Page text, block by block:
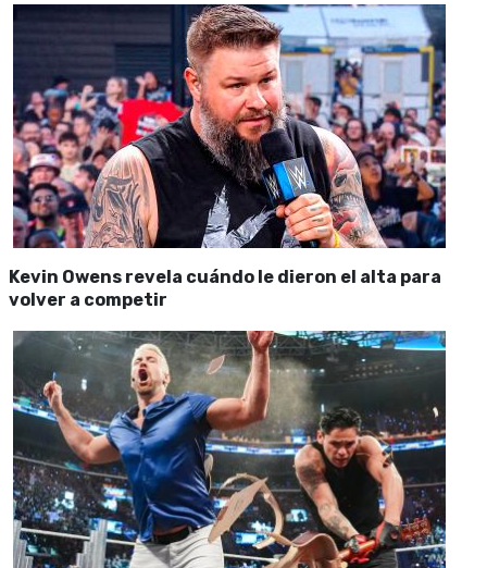
Kevin Owens revela cuándo le dieron el alta para
volver a competir